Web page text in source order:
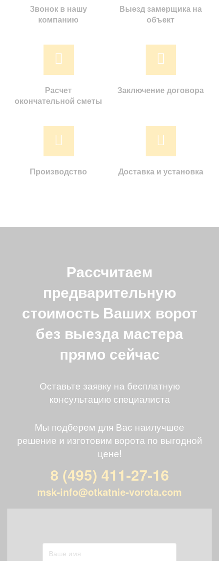
Звонок в нашу
компанию
Выезд замерщика на
объект
Расчет
окончательной сметы
Заключение договора
Производство Доставка и установка
Рассчитаем
предварительную
стоимость Ваших ворот
без выезда мастера
прямо сейчас
Оставьте заявку на бесплатную
консультацию специалиста
Мы подберем для Вас наилучшее
решение и изготовим ворота по выгодной
цене!
8 (495) 411-27-16
msk-info@otkatnie-vorota.com